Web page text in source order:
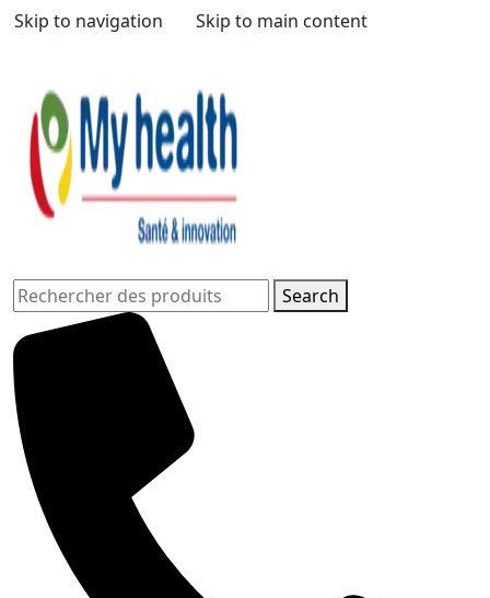
Skip to navigation Skip to main content
Search